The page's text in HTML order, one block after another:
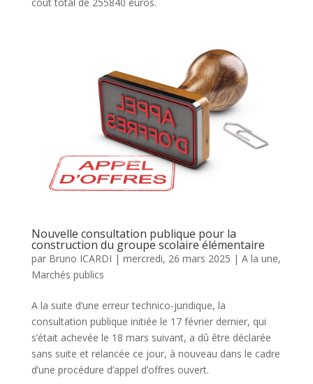
Nouvelle consultation publique pour la
construction du groupe scolaire élémentaire
par Bruno ICARDI | mercredi, 26 mars 2025 | A la une,
Marchés publics
A la suite d’une erreur technico-juridique, la
consultation publique initiée le 17 février dernier, qui
s’était achevée le 18 mars suivant, a dû être déclarée
sans suite et relancée ce jour, à nouveau dans le cadre
d’une procédure d’appel d’offres ouvert.